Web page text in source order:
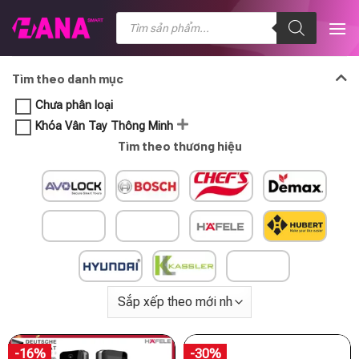
đến
Tìm
kiếm
phẩm
Tìm theo danh mục
Chưa phân loại
Khóa Vân Tay Thông Minh
Tìm theo thương hiệu
-16% -30%